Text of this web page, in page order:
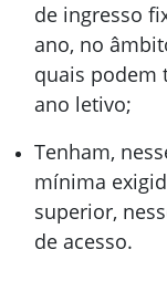
de ingresso
ano, no
quais podem
ano letivo;
Tenham,
mínima
superior,
de acesso.